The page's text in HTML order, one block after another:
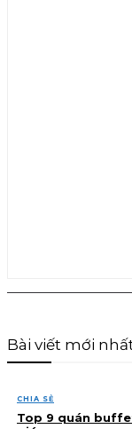
Bài viết mới
CHIA SẺ
Top 9 quán